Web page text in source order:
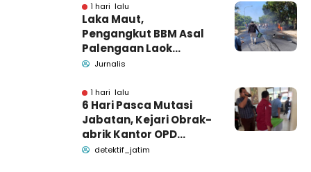
1 hari lalu
Laka Maut,
Pengangkut BBM Asal
Palengaan Laok
Pamekasan Meninggal
Jurnalis
1 hari lalu
6 Hari Pasca Mutasi
Jabatan, Kejari Obrak-
abrik Kantor OPD
Pemkab Pamekasan
detektif_jatim